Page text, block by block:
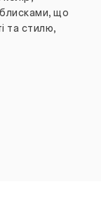
що
та стилю,